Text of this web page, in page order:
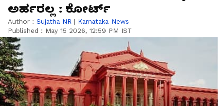
ಅರ್ಹರಲ್ಲ : ಕೋರ್ಟ್‌
Author : Sujatha NR | Karnataka-News
Published : May 15 2026, 12:59 PM IST